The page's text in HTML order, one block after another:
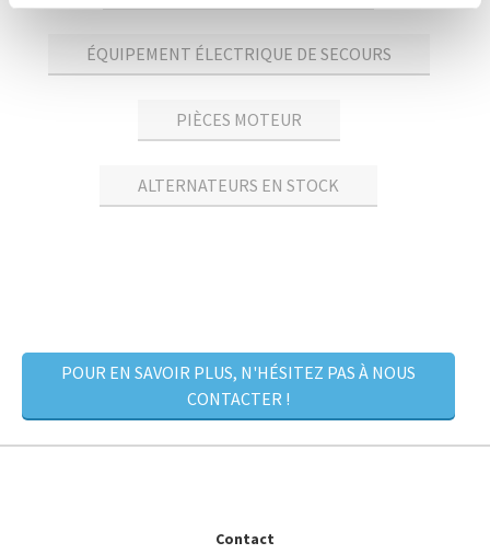
ÉQUIPEMENT ÉLECTRIQUE DE SECOURS
PIÈCES MOTEUR
ALTERNATEURS EN STOCK
POUR EN SAVOIR PLUS, N'HÉSITEZ PAS À NOUS
CONTACTER !
Contact